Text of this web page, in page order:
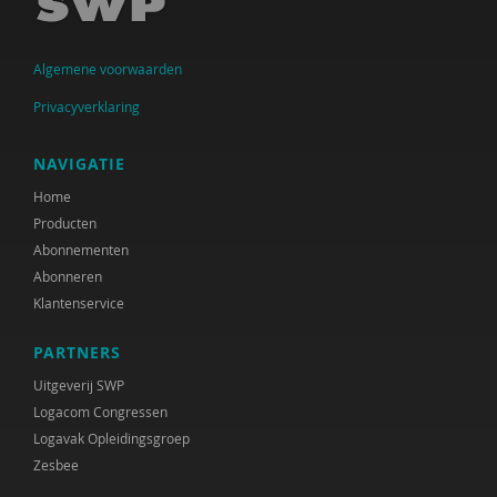
Algemene voorwaarden
Privacyverklaring
NAVIGATIE
Home
Producten
Abonnementen
Abonneren
Klantenservice
PARTNERS
Uitgeverij SWP
Logacom Congressen
Logavak Opleidingsgroep
Zesbee